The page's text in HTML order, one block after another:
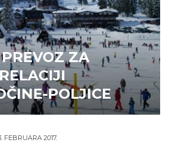
ZA
POLJICE
FEBRUARA 2017.